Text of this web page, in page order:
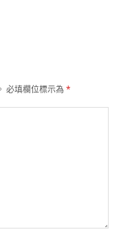
必填欄位標示為*